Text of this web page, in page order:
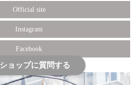
Official site
Instagram
Facebook
ショップに質問する